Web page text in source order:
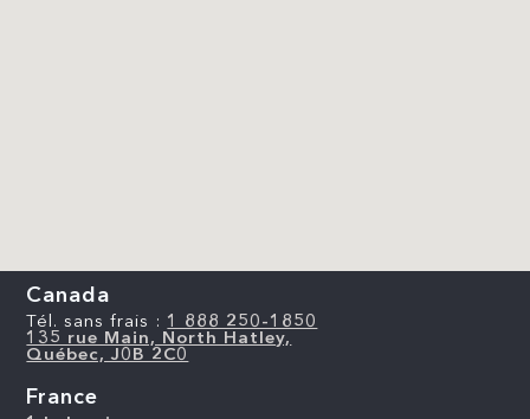
Canada
Tél. sans frais : 1 888 250-1850
135 rue Main, North Hatley,
Québec, J0B 2C0
France